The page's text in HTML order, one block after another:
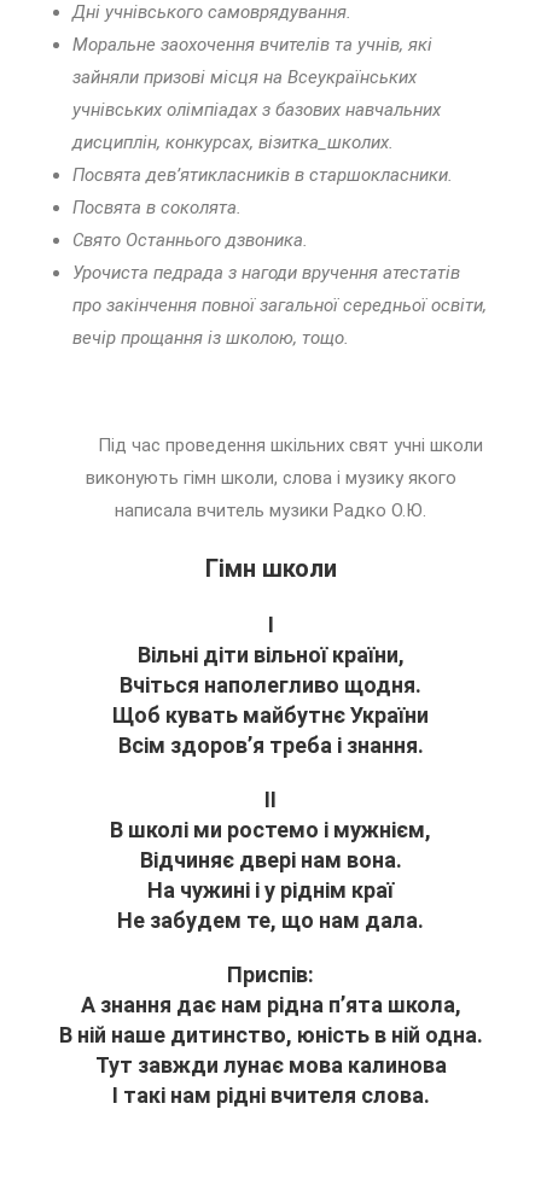
Дні учнівського самоврядування.
Моральне заохочення вчителів та учнів, які
зайняли призові місця на Всеукраїнських
учнівських олімпіадах з базових навчальних
дисциплін, конкурсах, візитка_школих.
Посвята дев’ятикласників в старшокласники.
Посвята в соколята.
Свято Останнього дзвоника.
Урочиста педрада з нагоди вручення атестатів
про закінчення повної загальної середньої освіти,
вечір прощання із школою, тощо.
Під час проведення шкільних свят учні школи
виконують гімн школи, слова і музику якого
написала вчитель музики Радко О.Ю.
Гімн школи
І
Вільні діти вільної країни,
Вчіться наполегливо щодня.
Щоб кувать майбутнє України
Всім здоров’я треба і знання.
ІІ
В школі ми ростемо і мужнієм,
Відчиняє двері нам вона.
На чужині і у ріднім краї
Не забудем те, що нам дала.
Приспів:
А знання дає нам рідна п’ята школа,
В ній наше дитинство, юність в ній одна.
Тут завжди лунає мова калинова
І такі нам рідні вчителя слова.